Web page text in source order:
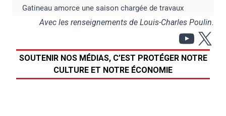
Gatineau amorce une saison chargée de travaux
Avec les renseignements de Louis-Charles Poulin.
X
SOUTENIR NOS MÉDIAS, C’EST PROTÉGER NOTRE
CULTURE ET NOTRE ÉCONOMIE